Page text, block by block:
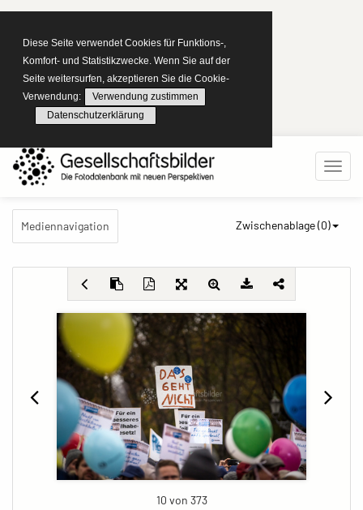
Diese Seite verwendet Cookies für Funktions-,
Komfort- und Statistikzwecke. Wenn Sie auf der
Seite weitersurfen, akzeptieren Sie die Cookie-
Verwendung:
Verwendung zustimmen
Datenschutzerklärung
Mediennavigation Zwischenablage (0)
10 von 373